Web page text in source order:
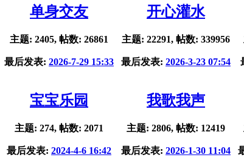
单身交友
主题: 2405, 帖数: 26861
最后发表: 2026-7-29 15:33
开心灌水
主题: 22291, 帖数: 339956
最后发表: 2026-3-23 07:54
宝宝乐园
主题: 274, 帖数: 2071
最后发表: 2024-4-6 16:42
我歌我声
主题: 2806, 帖数: 12419
最后发表: 2026-1-30 11:04